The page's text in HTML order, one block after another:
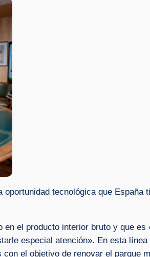
tecnológica que España
el producto interior bruto y que es
especial atención». En esta
el objetivo de renovar el parque